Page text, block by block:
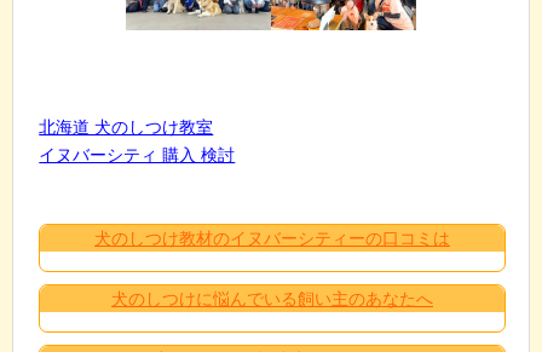
北海道 犬のしつけ教室
イヌバーシティ 購入 検討
犬のしつけ教材のイヌバーシティーの口コミは
犬のしつけに悩んでいる飼い主のあなたへ